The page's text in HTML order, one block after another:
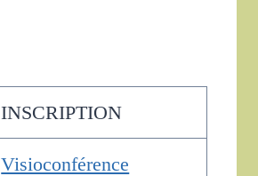
INSCRIPTION
Visioconférence